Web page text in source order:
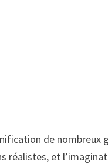
de nombreux
réalistes, et